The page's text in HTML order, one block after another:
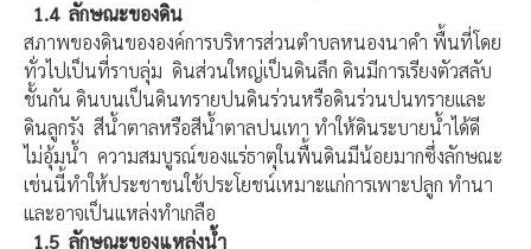
1.4 ลักษณะของดิน
สภาพของดินขององค์การบริหารส่วนตำบลหนองนาคำ พื้นที่โดย
ทั่วไปเป็นที่ราบลุ่ม ดินส่วนใหญ่เป็นดินลึก ดินมีการเรียงตัวสลับ
ชั้นกัน ดินบนเป็นดินทรายปนดินร่วนหรือดินร่วนปนทรายและ
ดินลูกรัง สีน้ำตาลหรือสีน้ำตาลปนเทา ทำให้ดินระบายน้ำได้ดี
ไม่อุ้มน้ำ ความสมบูรณ์ของแร่ธาตุในพื้นดินมีน้อยมากซึ่งลักษณะ
เช่นนี้ทำให้ประชาชนใช้ประโยชน์เหมาะแก่การเพาะปลูก ทำนา
และอาจเป็นแหล่งทำเกลือ
1.5 ลักษณะของแหล่งน้ำ